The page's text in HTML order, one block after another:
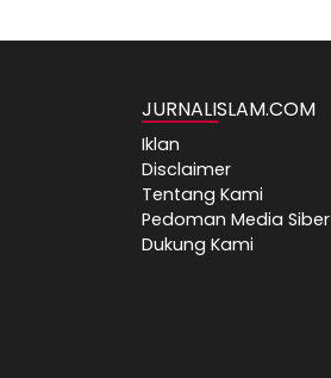
JURNALISLAM.COM
Iklan
Disclaimer
Tentang Kami
Pedoman Media Siber
Dukung Kami